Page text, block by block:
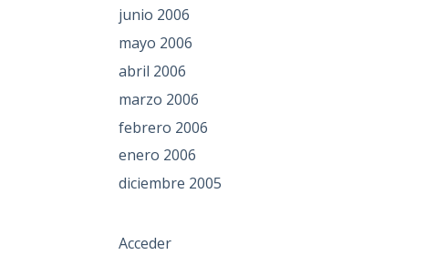
junio 2006
mayo 2006
abril 2006
marzo 2006
febrero 2006
enero 2006
diciembre 2005
Acceder